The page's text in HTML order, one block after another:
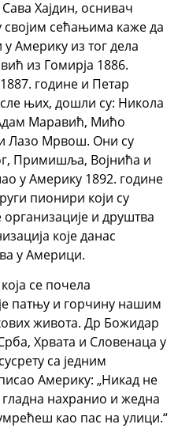
Хајдин, оснивач
својим сећањима каже да
Америку из тог дела
из Гомирја 1886.
године и Петар
њих, дошли су: Никола
Маравић, Мићо
Лазо Мрвош. Они су
Примишља, Војнића и
у Америку 1892. године
пионири који су
и друштва
које данас
у Америци.
се почела
патњу и горчину нашим
живота. Др Божидар
Хрвата и Словенаца у
са једним
Америку: „Никад не
гладна нахранио и жедна
као пас на улици.“